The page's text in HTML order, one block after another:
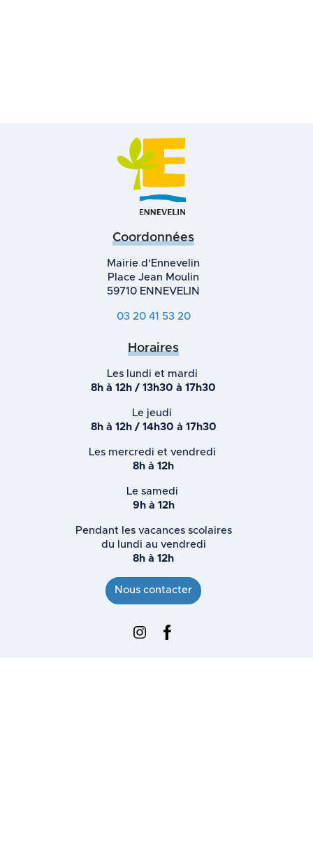
Coordonnées
Mairie d'Ennevelin
Place Jean Moulin
59710 ENNEVELIN
03 20 41 53 20
Horaires
Les lundi et mardi
8h à 12h / 13h30 à 17h30
Le jeudi
8h à 12h / 14h30 à 17h30
Les mercredi et vendredi
8h à 12h
Le samedi
9h à 12h
Pendant les vacances scolaires
du lundi au vendredi
8h à 12h
Nous contacter
Instagram : Ville d'Ennevelin
Facebook : Ville d'Ennevelin